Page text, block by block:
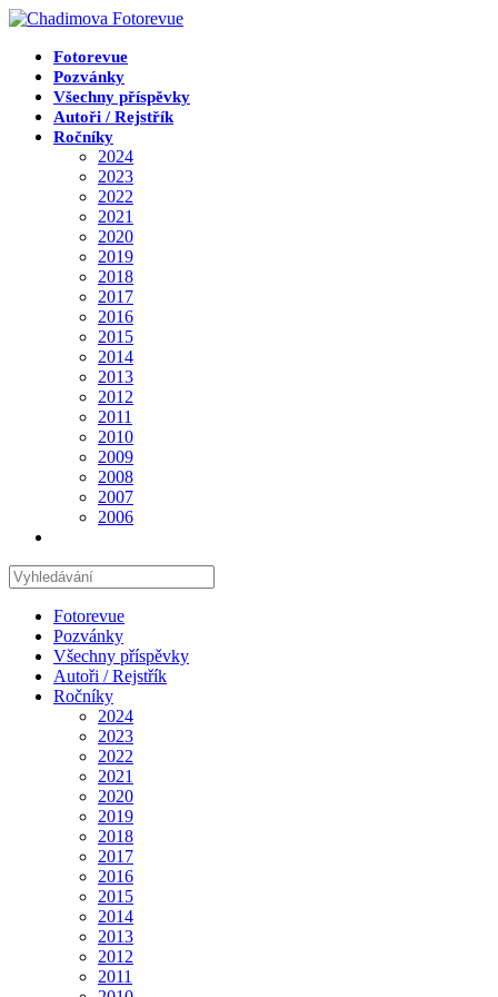
Přejít
obsahuFotorevue
Pozvánky
Všechny příspěvky
Autoři / Rejstřík
Ročníky
2024
2023
2022
2021
2020
2019
2018
2017
2016
2015
2014
2013
2012
2011
2010
2009
2008
2007
2006
Hledat
na
stránceFotorevue
Pozvánky
Všechny příspěvky
Autoři / Rejstřík
Ročníky
2024
2023
2022
2021
2020
2019
2018
2017
2016
2015
2014
2013
2012
2011